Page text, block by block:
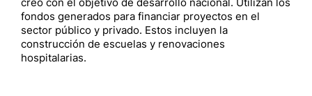
creó con el objetivo de desarrollo nacional. Utilizan los
fondos generados para financiar proyectos en el
sector público y privado. Estos incluyen la
construcción de escuelas y renovaciones
hospitalarias.